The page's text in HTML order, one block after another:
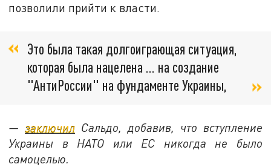
позволили прийти к власти.
Это была такая долгоиграющая ситуация,
которая была нацелена … на создание
"АнтиРоссии" на фундаменте Украины,
—заключил Сальдо, добавив, что вступление
Украины в НАТО или ЕС никогда не было
самоцелью.